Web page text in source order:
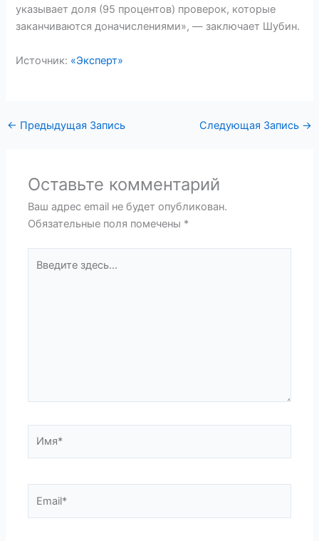
указывает доля (95 процентов) проверок, которые
заканчиваются доначислениями», — заключает Шубин.
Источник: «Эксперт»
← Предыдущая Запись Следующая Запись →
Оставьте комментарий
Ваш адрес email не будет опубликован.
Обязательные поля помечены *
здесь...